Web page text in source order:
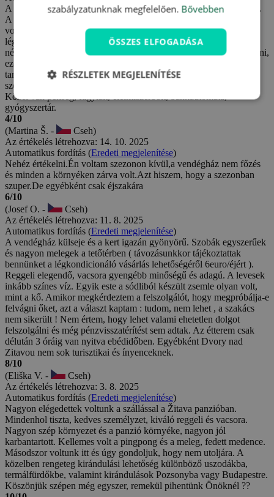
A panziós szállással elégedettek voltunk. A személyzet szuper volt.
A szoba tiszta volt, és minden megvolt benne, amire szükségünk
volt. A matracok számunkra kényelmesek voltak. Van
légkondicionálás is, napi 6 € felárért. A meleg napokon ez
nélkülözhetetlen lett volna. A vacsorát a reggelinél lehet kiválasztani,
ezért azt javaslom, hogy aki az érkezés napján érkezik a
tartózkodásra, reggel hívja fel a recepciót, és válassza ki, mit
szeretne vacsorára. Nagy kert, medence, parkolás a panzió előtt.
Közel van pékség, fagylalt, élelmiszerbolt, bankautomata,
gyógyszertár.
4/10
(Martina Š. -
Cseh)
Az értékelés létrehozva: 14. 10. 2025
Automatikus fordítás (Eredeti megjelenítése)
Nehéz értékelni.Én voltam szezonon kívül,a vendégház nem főzés
és minden a környéken zárva volt.Azt hiszem, hogy a szezonban
szuper.De egyébként csak éjszakára
6/10
(Josef O. -
Cseh)
Az értékelés létrehozva: 11. 8. 2025
Automatikus fordítás (Eredeti megjelenítése)
A vendégház külseje és a kert igazán gyönyörű. Szobák egyszerűek
és nagyon melegek a tetőtérben ( távozásunkkor tájékoztattak
bennünket a légkondicionáló vásárlás lehetőségéről 6euro/éjért ).
Reggeli elegendő, vacsora gyengébb minőségű és adagú. A levesek
inkább színes víz. Egyik este a sódliból készült zsemle olyan volt,
mint a kő. Amikor megkérdeztem a felszolgálót, hogy megpróbálja-e
felvágni őket, azt a választ kaptam : tudom, nem lehet , a szakács
nem sikerült ! Nem értem, hogy lehet valami ehetetlen dolgot
felszolgálni és még pénzvisszatérítést sem adtak. Az étterem csak
délután 3 óráig van nyitva ebédidőben. Egyébként Dvory nad
Zitavou nem sok turisztikai és ínyenceknek.
8/10
(Eliška V. -
Cseh)
Az értékelés létrehozva: 3. 8. 2025
Automatikus fordítás (Eredeti megjelenítése)
Nagyon elégedettek voltunk a szállással a Žitava panzióban.
Mindenhol tiszta, kedves személyzet, kiváló reggeli és vacsora.
Nagyon szép környezet és a panzió környéke, nagyon jól
karbantartott. Kellemes volt a pingpong és a meleg, fedett medence.
Másodszor voltunk itt és úgy gondoljuk, hogy nem utoljára. A
közelben rengeteg kirándulási lehetőség különböző uszodákba,
termálfürdőkbe, valamint kirándulások Pozsonyba vagy Budapestre.
Köszönjük szépen még egyszer, remekül pihentünk Önöknél ??
szabályzatunknak megfelelően. Bővebben
ÖSSZES ELFOGADÁSA
RÉSZLETEK MEGJELENÍTÉSE